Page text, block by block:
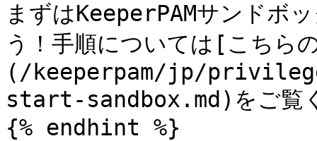
まずはKeeperPAMサンドボ
う！手順については[こちら
(/keeperpam/jp/
start-sandbox.md)をご覧
{% endhint %}